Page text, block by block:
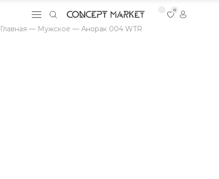
0
Главная — Мужское — Анорак 004 WTR